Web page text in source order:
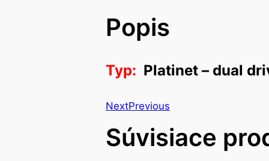
Popis
Typ: Platinet – dual
NextPrevious
Súvisiace